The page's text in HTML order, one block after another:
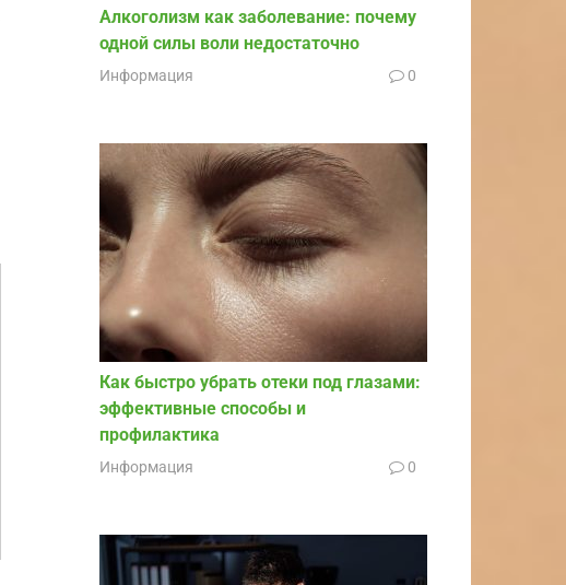
Алкоголизм как заболевание: почему
одной силы воли недостаточно
Информация 0
Как быстро убрать отеки под глазами:
эффективные способы и
профилактика
Информация 0